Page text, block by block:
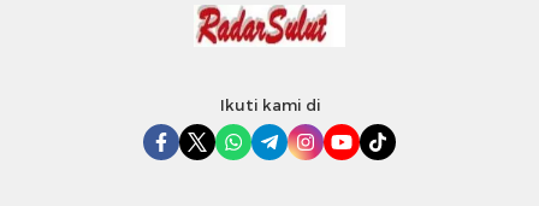
Ikuti kami di